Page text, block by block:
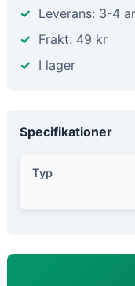
Leverans: 3-4
Frakt: 49 kr
I lager
Specifikationer
Typ